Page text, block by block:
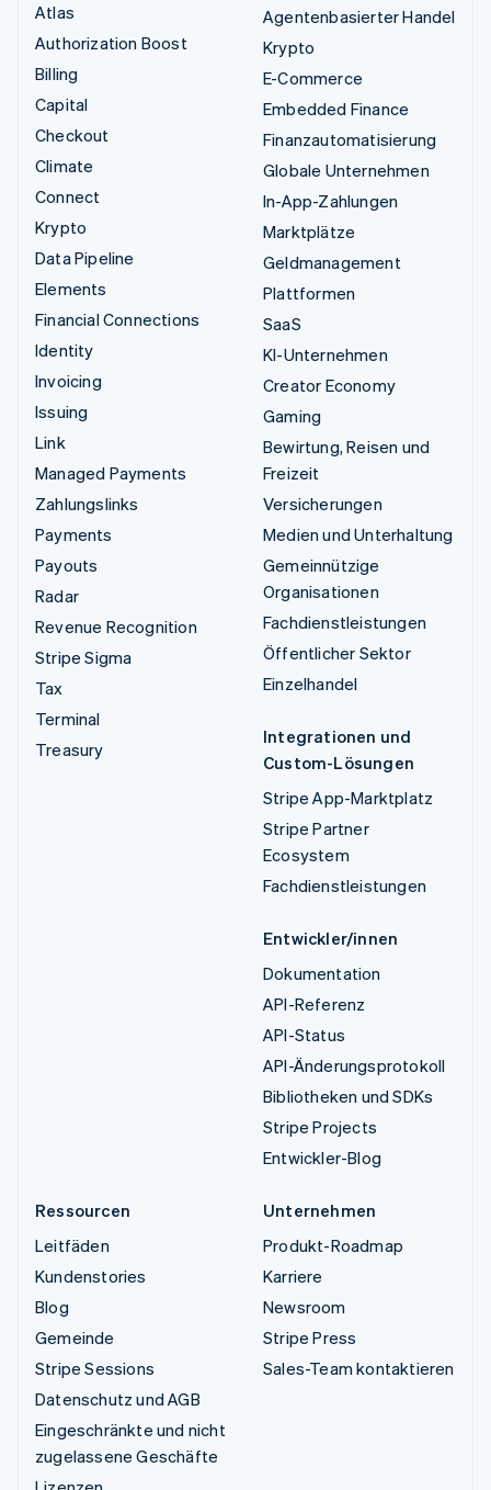
Atlas
Authorization Boost
Billing
Capital
Checkout
Climate
Connect
Krypto
Data Pipeline
Elements
Financial Connections
Identity
Invoicing
Issuing
Link
Managed Payments
Zahlungslinks
Payments
Payouts
Radar
Revenue Recognition
Stripe Sigma
Tax
Terminal
Treasury
Agentenbasierter Handel
Krypto
E-Commerce
Embedded Finance
Finanzautomatisierung
Globale Unternehmen
In-App-Zahlungen
Marktplätze
Geldmanagement
Plattformen
SaaS
KI-Unternehmen
Creator Economy
Gaming
Bewirtung, Reisen und
Freizeit
Versicherungen
Medien und Unterhaltung
Gemeinnützige
Organisationen
Fachdienstleistungen
Öffentlicher Sektor
Einzelhandel
Integrationen und
Custom-Lösungen
Stripe App-Marktplatz
Stripe Partner
Ecosystem
Fachdienstleistungen
Entwickler/innen
Dokumentation
API-Referenz
API-Status
API-Änderungsprotokoll
Bibliotheken und SDKs
Stripe Projects
Entwickler-Blog
Ressourcen
Leitfäden
Kundenstories
Blog
Gemeinde
Stripe Sessions
Datenschutz und AGB
Eingeschränkte und nicht
zugelassene Geschäfte
Unternehmen
Produkt-Roadmap
Karriere
Newsroom
Stripe Press
Sales-Team kontaktieren